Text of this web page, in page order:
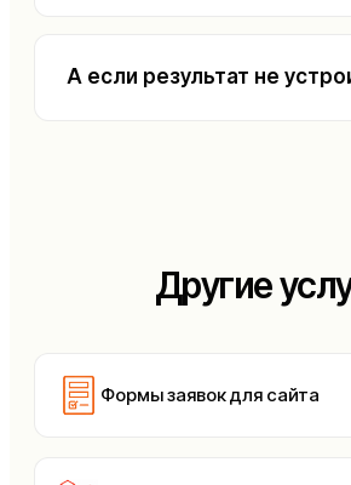
А если результат не
Другие
Формы заявок для сайта